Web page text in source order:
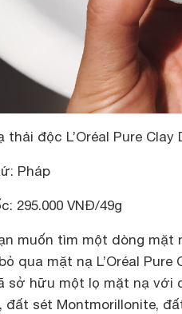
thải độc L’Oréal Pure Clay
Pháp
295.000 VNĐ/49g
muốn tìm một dòng
qua mặt nạ L’Oréal Pure
sở hữu một lọ mặt nạ với
đất sét Montmorillonite,